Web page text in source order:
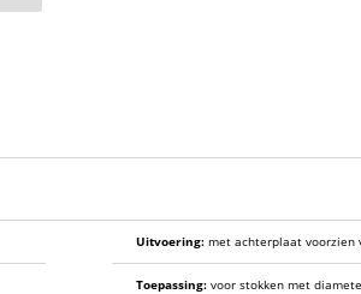
Uitvoering: met achterplaat voorzien
Toepassing: voor stokken met